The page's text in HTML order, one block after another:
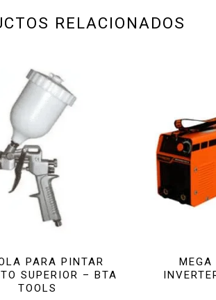
RELACIONADOS
PARA PINTAR
SUPERIOR – BTA
TOOLS
MEGA